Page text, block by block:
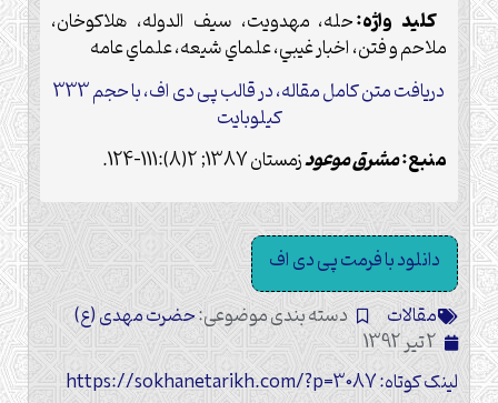
كليد واژه:حله، مهدويت، سيف الدوله، هلاكوخان،
ملاحم و فتن، اخبار غيبي، علماي شيعه، علماي عامه
دریافت متن کامل مقاله، در قالب پی دی اف، با حجم 333
کیلوبایت
منبع:مشرق موعودزمستان 1387; 2(8):111-124.
دانلود با فرمت پی دی اف
مقالات
دسته بندی موضوعی:حضرت مهدی (ع)
2 تیر 1392
لینک کوتاه: https://sokhanetarikh.com/?p=3087